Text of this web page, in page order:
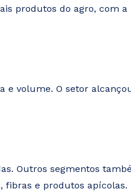
produtos do agro, com a
e volume. O setor
Outros segmentos
fibras e produtos apícolas.